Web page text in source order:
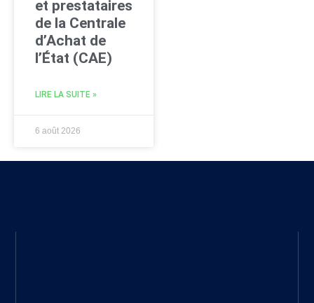
et prestataires
de la Centrale
d’Achat de
l’État (CAE)
LIRE LA SUITE »
6 août 2026